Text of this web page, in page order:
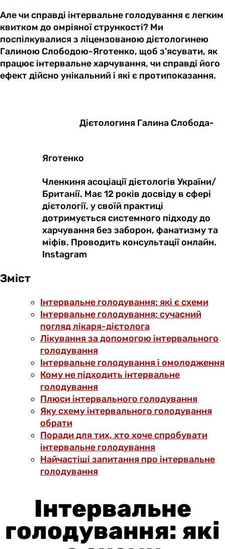
Але чи справді інтервальне голодування є легким
квитком до омріяної стрункості? Ми
поспілкувалися з ліцензованою дієтологинею
Галиною Слободою-Яготенко, щоб з’ясувати, як
працює інтервальне харчування, чи справді його
ефект дійсно унікальний і які є протипоказання.
Дієтологиня Галина Слобода-
Яготенко
Членкиня асоціації дієтологів України/
Британії. Має 12 років досвіду в сфері
дієтології, у своїй практиці
дотримується системного підходу до
харчування без заборон, фанатизму та
міфів. Проводить консультації онлайн.
Instagram
Зміст
Інтервальне голодування: які є схеми
Інтервальне голодування: сучасний
погляд лікаря-дієтолога
Лікування за допомогою інтервального
голодування
Інтервальне голодування і омолодження
Кому не підходить інтервальне
голодування
Плюси інтервального голодування
Яку схему інтервального голодування
обрати
Поради для тих, хто хоче спробувати
інтервальне голодування
Найчастіші запитання про інтервальне
голодування
Інтервальне
голодування: які